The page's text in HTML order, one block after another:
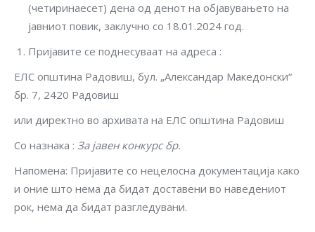
(четиринаесет) дена од денот на објавувањето на
јавниот повик, заклучно со 18.01.2024 год.
Пријавите се поднесуваат на адреса :
ЕЛС општина Радовиш, бул. „Александар Македонски“
бр. 7, 2420 Радовиш
или директно во архивата на ЕЛС општина Радовиш
Со назнака : За јавен конкурс бр.
Напомена: Пријавите со нецелосна документација како
и оние што нема да бидат доставени во наведениот
рок, нема да бидат разгледувани.